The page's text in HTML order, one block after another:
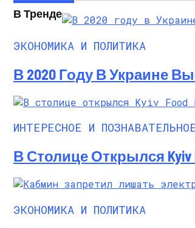
В Тренде
ЭКОНОМИКА И ПОЛИТИКА
В 2020 Году В Украине
ИНТЕРЕСНОЕ И
В Столице Открылся Kyiv
ЭКОНОМИКА И ПОЛИТИКА